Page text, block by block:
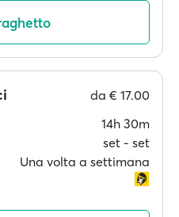
da € 17.00
14h 30m
set ‐ set
Una volta a settimana